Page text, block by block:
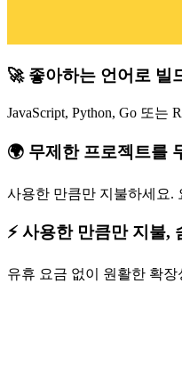
🚀 좋아하는 언어로 빌
JavaScript, Python, Go 또는
🌍 무제한 프로젝트를
사용한 만큼만 지불하세요.
⚡ 사용한 만큼만 지불,
유휴 요금 없이 원활한 확